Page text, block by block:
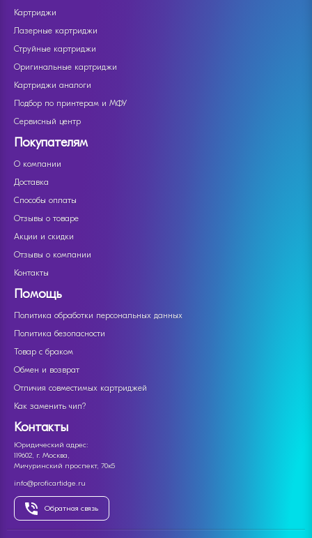
Картриджи
Лазерные картриджи
Струйные картриджи
Оригинальные картриджи
Картриджи аналоги
Подбор по принтерам и МФУ
Сервисный центр
Покупателям
О компании
Доставка
Способы оплаты
Отзывы о товаре
Акции и скидки
Отзывы о компании
Контакты
Помощь
Политика обработки персональных данных
Политика безопасности
Товар с браком
Обмен и возврат
Отличия совместимых картриджей
Как заменить чип?
Контакты
Юридический адрес:
119602, г. Москва,
Мичуринский проспект, 70к5
info@proficartidge.ru
Обратная связь